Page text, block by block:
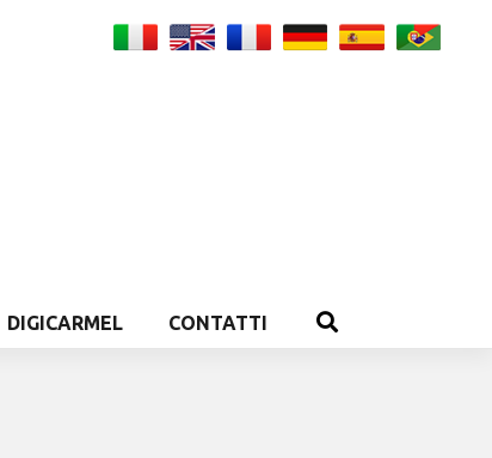
DIGICARMEL CONTATTI